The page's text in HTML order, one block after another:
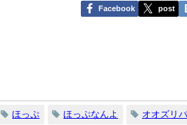
Facebook post
ほっぷ ほっぷなんよ オオズリ